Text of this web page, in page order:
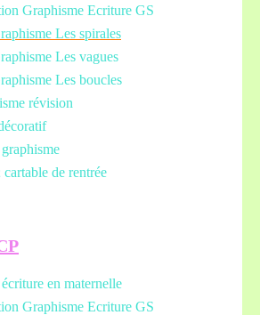
Graphisme Ecriture GS
Les spirales
Les vagues
Les boucles
révision
de rentrée
en maternelle
Graphisme Ecriture GS